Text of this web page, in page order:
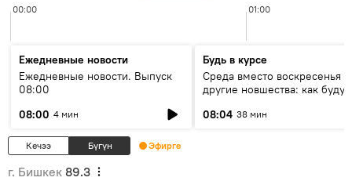
00:00 01:00
Ежедневные новости
Ежедневные новости. Выпуск
08:00
08:00 4 мин
Будь в курсе
Среда вместо воскресенья и
другие новшества: как будут
08:04 38 мин
Кечээ Бүгүн Эфирге
г. Бишкек 89.3